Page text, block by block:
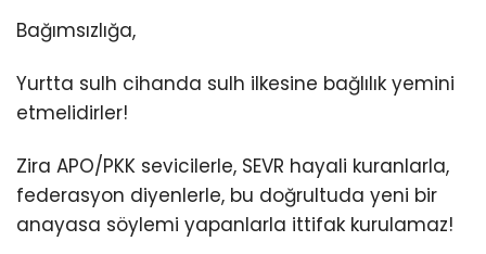
Bağımsızlığa,
Yurtta sulh cihanda sulh ilkesine bağlılık yemini
etmelidirler!
Zira APO/PKK sevicilerle, SEVR hayali kuranlarla,
federasyon diyenlerle, bu doğrultuda yeni bir
anayasa söylemi yapanlarla ittifak kurulamaz!